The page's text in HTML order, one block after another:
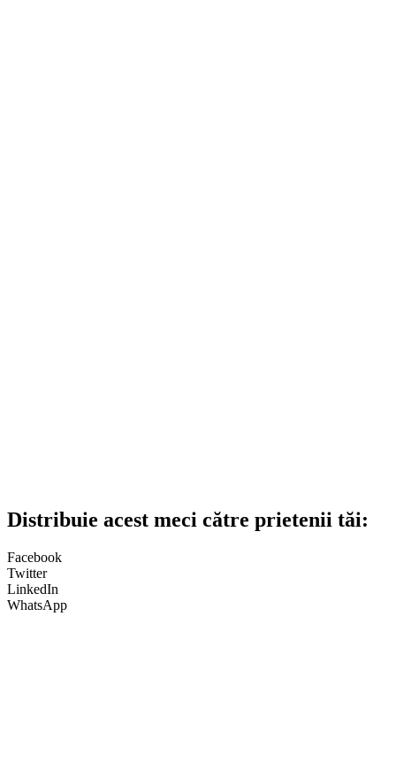
Distribuie acest meci către prietenii tăi:
Facebook
Twitter
LinkedIn
WhatsApp